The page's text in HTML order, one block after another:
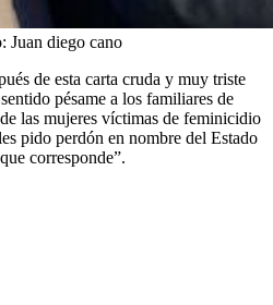
Juan diego cano
de esta carta cruda y muy triste
pésame a los familiares de
las mujeres víctimas de feminicidio
pido perdón en nombre del Estado
corresponde”.